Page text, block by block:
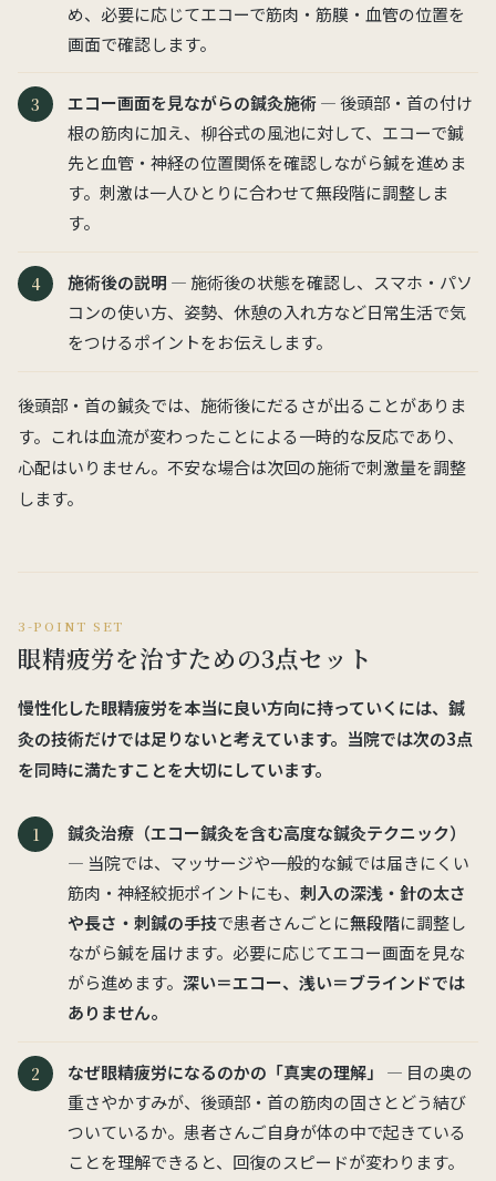
め、必要に応じてエコーで筋肉・筋膜・血管の位置を
画面で確認します。
エコー画面を見ながらの鍼灸施術— 後頭部・首の付け
根の筋肉に加え、柳谷式の風池に対して、エコーで鍼
先と血管・神経の位置関係を確認しながら鍼を進めま
す。刺激は一人ひとりに合わせて無段階に調整しま
す。
施術後の説明 — 施術後の状態を確認し、スマホ・パソ
コンの使い方、姿勢、休憩の入れ方など日常生活で気
をつけるポイントをお伝えします。
後頭部・首の鍼灸では、施術後にだるさが出ることがありま
す。これは血流が変わったことによる一時的な反応であり、
心配はいりません。不安な場合は次回の施術で刺激量を調整
します。
3-POINT SET
眼精疲労を治すための3点セット
慢性化した眼精疲労を本当に良い方向に持っていくには、鍼
灸の技術だけでは足りないと考えています。当院では次の3点
を同時に満たすことを大切にしています。
鍼灸治療（エコー鍼灸を含む高度な鍼灸テクニック）
— 当院では、マッサージや一般的な鍼では届きにくい
筋肉・神経絞扼ポイントにも、 刺入の深浅・針の太さ
や長さ・刺鍼の手技で患者さんごとに無段階に調整し
ながら鍼を届けます。必要に応じてエコー画面を見な
がら進めます。 深い＝エコー、浅い＝ブラインドでは
ありません。
なぜ眼精疲労になるのかの「真実の理解」
— 目の奥の
重さやかすみが、後頭部・首の筋肉の固さとどう結び
ついているか。患者さんご自身が体の中で起きている
ことを理解できると、回復のスピードが変わります。